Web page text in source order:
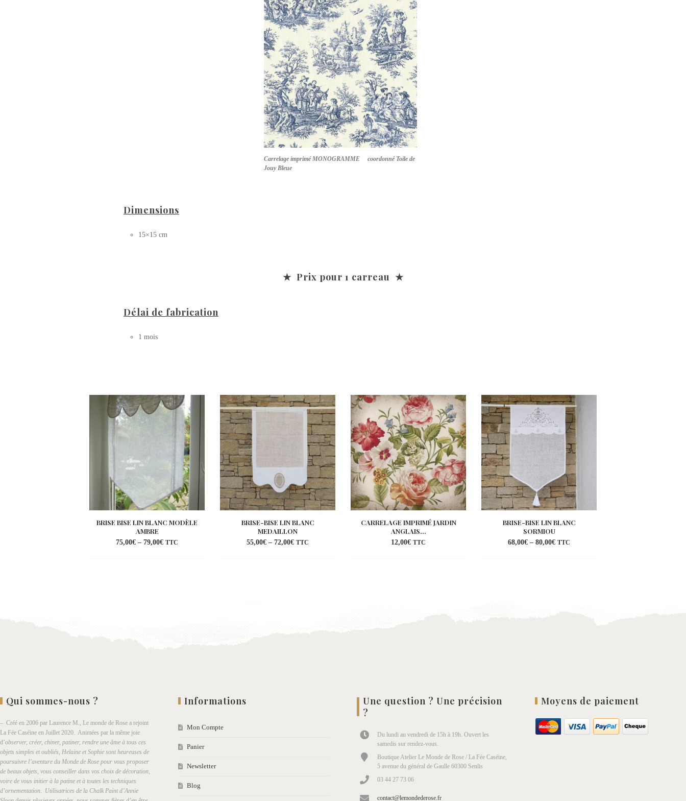
Carrelage imprimé MONOGRAMME coordonné Toile de
Jouy Bleue
Dimensions
15×15 cm
★ Prix pour 1 carreau ★
Délai de fabrication
1 mois
BRISE BISE LIN BLANC MODÈLE
AMBRE
75,00€ – 79,00€ TTC
BRISE-BISE LIN BLANC
MEDAILLON
55,00€ – 72,00€ TTC
CARRELAGE IMPRIMÉ JARDIN
ANGLAIS...
12,00€ TTC
BRISE-BISE LIN BLANC
SORMIOU
68,00€ – 80,00€ TTC
Qui sommes-nous ?
– Créé en 2006 par Laurence M., Le monde de Rose a rejoint
La Fée Caséine en Juillet 2020. Animées par la même joie
d’observer, créer, chiner, patiner, rendre une âme à tous ces
objets simples et oubliés, Helaine et Sophie sont heureuses de
poursuivre l’aventure du Monde de Rose pour vous proposer
de beaux objets, vous conseiller dans vos choix de décoration,
voire de vous initier à la patine et à toutes les techniques
d’ornementation. Utilisatrices de la Chalk Paint d’Annie
Informations
Mon Compte
Panier
Newsletter
Blog
Une question ? Une précision
?
Du lundi au vendredi de 15h à 19h. Ouvert les
samedis sur rendez-vous.
Boutique Atelier Le Monde de Rose / La Fée Caséine,
5 avenue du général de Gaulle 60300 Senlis
03 44 27 73 06
contact@lemondederose.fr
Moyens de paiement